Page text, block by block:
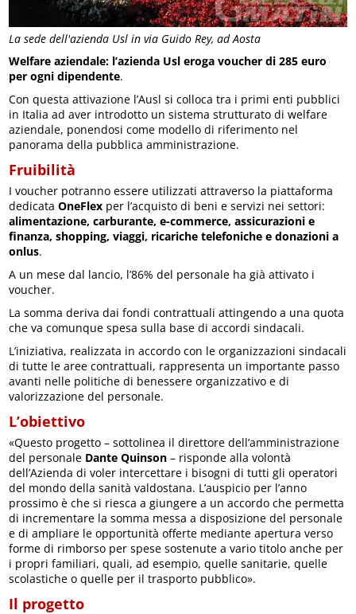
La sede dell'azienda Usl in via Guido Rey, ad Aosta
Welfare aziendale: l’azienda Usl eroga voucher di 285 euro
per ogni dipendente.
Con questa attivazione l’Ausl si colloca tra i primi enti pubblici
in Italia ad aver introdotto un sistema strutturato di welfare
aziendale, ponendosi come modello di riferimento nel
panorama della pubblica amministrazione.
Fruibilità
I voucher potranno essere utilizzati attraverso la piattaforma
dedicataOneFlex per l’acquisto di beni e servizi nei settori:
alimentazione, carburante, e-commerce, assicurazioni e
finanza, shopping, viaggi, ricariche telefoniche e donazioni a
onlus.
A un mese dal lancio, l’86% del personale ha già attivato i
voucher.
La somma deriva dai fondi contrattuali attingendo a una quota
che va comunque spesa sulla base di accordi sindacali.
L’iniziativa, realizzata in accordo con le organizzazioni sindacali
di tutte le aree contrattuali, rappresenta un importante passo
avanti nelle politiche di benessere organizzativo e di
valorizzazione del personale.
L’obiettivo
«Questo progetto – sottolinea il direttore dell’amministrazione
del personale Dante Quinson – risponde alla volontà
dell’Azienda di voler intercettare i bisogni di tutti gli operatori
del mondo della sanità valdostana. L’auspicio per l’anno
prossimo è che si riesca a giungere a un accordo che permetta
di incrementare la somma messa a disposizione del personale
e di ampliare le opportunità offerte mediante apertura verso
forme di rimborso per spese sostenute a vario titolo anche per
i propri familiari, quali, ad esempio, quelle sanitarie, quelle
scolastiche o quelle per il trasporto pubblico».
Il progetto